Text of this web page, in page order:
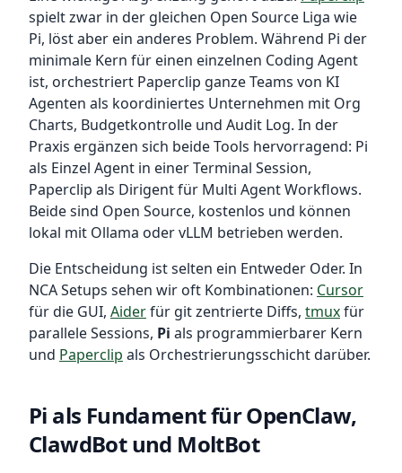
spielt zwar in der gleichen Open Source Liga wie
Pi, löst aber ein anderes Problem. Während Pi der
minimale Kern für einen einzelnen Coding Agent
ist, orchestriert Paperclip ganze Teams von KI
Agenten als koordiniertes Unternehmen mit Org
Charts, Budgetkontrolle und Audit Log. In der
Praxis ergänzen sich beide Tools hervorragend: Pi
als Einzel Agent in einer Terminal Session,
Paperclip als Dirigent für Multi Agent Workflows.
Beide sind Open Source, kostenlos und können
lokal mit Ollama oder vLLM betrieben werden.
Die Entscheidung ist selten ein Entweder Oder. In
NCA Setups sehen wir oft Kombinationen: Cursor
für die GUI, Aiderfür git zentrierte Diffs, tmuxfür
parallele Sessions, Pi als programmierbarer Kern
und Paperclip als Orchestrierungsschicht darüber.
Pi als Fundament für OpenClaw,
ClawdBot und MoltBot